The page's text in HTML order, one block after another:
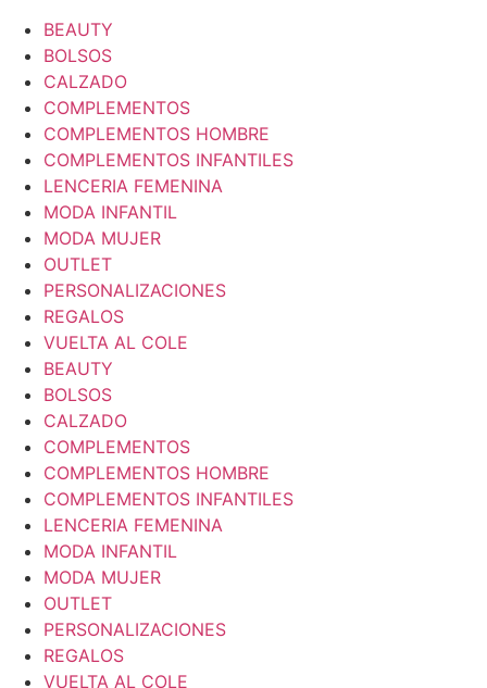
BEAUTY
BOLSOS
CALZADO
COMPLEMENTOS
COMPLEMENTOS HOMBRE
COMPLEMENTOS INFANTILES
LENCERIA FEMENINA
MODA INFANTIL
MODA MUJER
OUTLET
PERSONALIZACIONES
REGALOS
VUELTA AL COLE
BEAUTY
BOLSOS
CALZADO
COMPLEMENTOS
COMPLEMENTOS HOMBRE
COMPLEMENTOS INFANTILES
LENCERIA FEMENINA
MODA INFANTIL
MODA MUJER
OUTLET
PERSONALIZACIONES
REGALOS
VUELTA AL COLE